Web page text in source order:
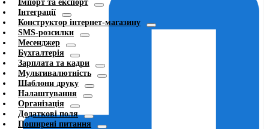
Імпорт та експорт
Інтеграції
Конструктор інтернет-магазину
SMS-розсилки
Месенджер
Бухгалтерія
Зарплата та кадри
Мультивалютність
Шаблони друку
Налаштування
Організація
Додаткові поля
Поширені питання